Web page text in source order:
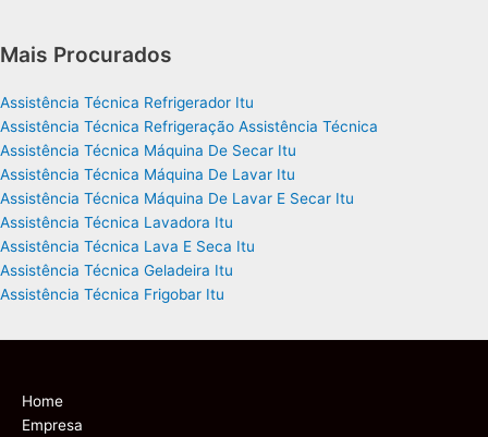
Mais Procurados
Assistência Técnica Refrigerador Itu
Assistência Técnica Refrigeração Assistência Técnica
Assistência Técnica Máquina De Secar Itu
Assistência Técnica Máquina De Lavar Itu
Assistência Técnica Máquina De Lavar E Secar Itu
Assistência Técnica Lavadora Itu
Assistência Técnica Lava E Seca Itu
Assistência Técnica Geladeira Itu
Assistência Técnica Frigobar Itu
Home
Empresa